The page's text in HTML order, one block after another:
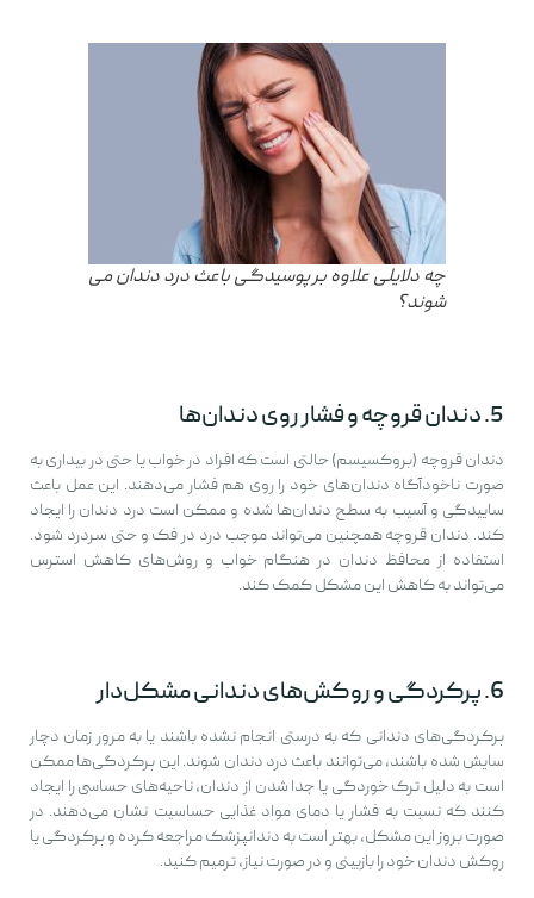
چه دلایلی علاوه بر پوسیدگی باعث درد دندان می
شوند؟
5. دندان قروچه و فشار روی دندان‌ها
دندان قروچه (بروکسیسم) حالتی است که افراد در خواب یا حتی در بیداری به
صورت ناخودآگاه دندان‌های خود را روی هم فشار می‌دهند. این عمل باعث
ساییدگی و آسیب به سطح دندان‌ها شده و ممکن است درد دندان را ایجاد
کند. دندان قروچه همچنین می‌تواند موجب درد در فک و حتی سردرد شود.
استفاده از محافظ دندان در هنگام خواب و روش‌های کاهش استرس
می‌تواند به کاهش این مشکل کمک کند.
6. پرکردگی و روکش‌های دندانی مشکل‌دار
پرکردگی‌های دندانی که به درستی انجام نشده باشند یا به مرور زمان دچار
سایش شده باشند، می‌توانند باعث درد دندان شوند. این پرکردگی‌ها ممکن
است به دلیل ترک خوردگی یا جدا شدن از دندان، ناحیه‌های حساسی را ایجاد
کنند که نسبت به فشار یا دمای مواد غذایی حساسیت نشان می‌دهند. در
صورت بروز این مشکل، بهتر است به دندانپزشک مراجعه کرده و پرکردگی یا
روکش دندان خود را بازبینی و در صورت نیاز، ترمیم کنید.